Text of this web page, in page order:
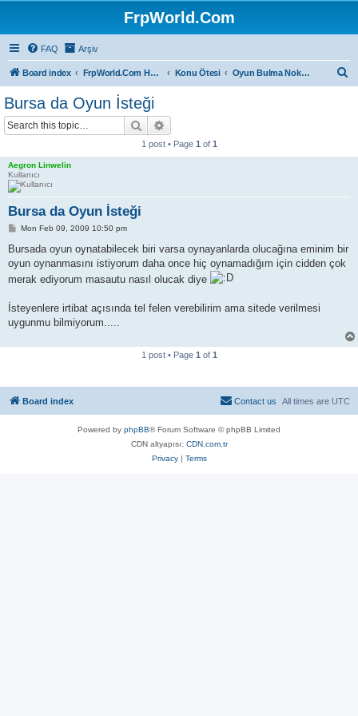
FrpWorld.Com
FAQ Arşiv
Board index FrpWorld.Com Hakkında Konu Ötesi Oyun Bulma Noktası
Bursa da Oyun İsteği
Search
1 post • Page 1 of 1
Aegron Linwelin
Kullanıcı
Bursa da Oyun İsteği
P
s
Mon Feb 09, 2009 10:50 pm
Bursada oyun oynatabilecek biri varsa oynayanlarda olucağına eminim bir
oyun oynanmasını istiyorum daha once hiç oynamadığım için cidden çok
merak ediyorum masautu nasıl olucak diye
İsteyenlere irtibat açısında tel felen verebilirim ama sitede verilmesi
uygunmu bilmiyorum.....
1 post • Page 1 of 1
Board index All times are UTC
Contact us
Powered by phpBB® Forum Software © phpBB Limited
CDN altyapısı: CDN.com.tr
Privacy| Terms